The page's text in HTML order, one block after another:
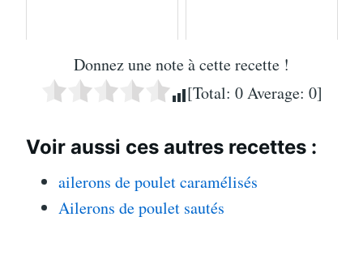
Donnez une note à cette recette !
[Total: 0Average: 0]
Voir aussi ces autres recettes :
ailerons de poulet caramélisés
Ailerons de poulet sautés